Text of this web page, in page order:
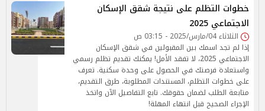
خطوات التظلم على نتيجة شقق الإسكان
الاجتماعي 2025
الثلاثاء 04/مارس/2025 - 03:15 ص
إذا لم تجد اسمك بين المقبولين في شقق الإسكان
الاجتماعي 2025، لا تفقد الأمل! يمكنك تقديم تظلم رسمي
واستعادة فرصتك في الحصول على وحدة سكنية. تعرف
على خطوات التظلم، المستندات المطلوبة، طرق التقديم،
متابعة الطلب لضمان حقوقك. تابع التفاصيل الآن واتخذ
الإجراء الصحيح قبل انتهاء المهلة!